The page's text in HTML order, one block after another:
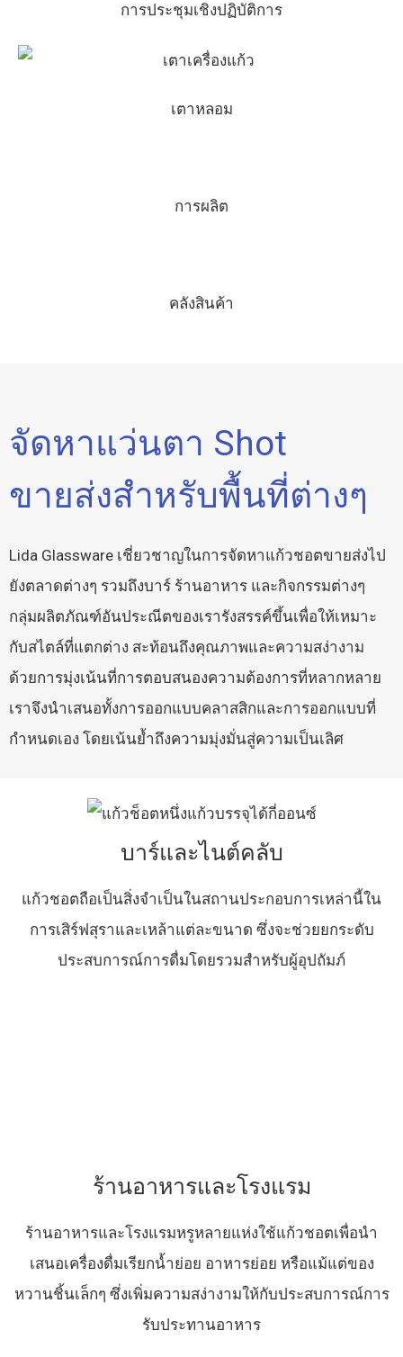
การประชุมเชิงปฏิบัติการ
เตาหลอม
การผลิต
คลังสินค้า
จัดหาแว่นตา Shot
ขายส่งสำหรับพื้นที่ต่างๆ
Lida Glassware เชี่ยวชาญในการจัดหาแก้วชอตขายส่งไป
ยังตลาดต่างๆ รวมถึงบาร์ ร้านอาหาร และกิจกรรมต่างๆ
กลุ่มผลิตภัณฑ์อันประณีตของเรารังสรรค์ขึ้นเพื่อให้เหมาะ
กับสไตล์ที่แตกต่าง สะท้อนถึงคุณภาพและความสง่างาม
ด้วยการมุ่งเน้นที่การตอบสนองความต้องการที่หลากหลาย
เราจึงนำเสนอทั้งการออกแบบคลาสสิกและการออกแบบที่
กำหนดเอง โดยเน้นย้ำถึงความมุ่งมั่นสู่ความเป็นเลิศ
บาร์และไนต์คลับ
แก้วชอตถือเป็นสิ่งจำเป็นในสถานประกอบการเหล่านี้ใน
การเสิร์ฟสุราและเหล้าแต่ละขนาด ซึ่งจะช่วยยกระดับ
ประสบการณ์การดื่มโดยรวมสำหรับผู้อุปถัมภ์
ร้านอาหารและโรงแรม
ร้านอาหารและโรงแรมหรูหลายแห่งใช้แก้วชอตเพื่อนำ
เสนอเครื่องดื่มเรียกน้ำย่อย อาหารย่อย หรือแม้แต่ของ
หวานชิ้นเล็กๆ ซึ่งเพิ่มความสง่างามให้กับประสบการณ์การ
รับประทานอาหาร